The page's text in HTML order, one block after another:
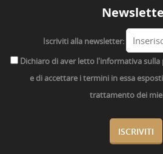
Iscriviti alla newsletter:
Dichiaro di aver letto l'informativa sulla
e di accettare i termini in essa
trattamento dei